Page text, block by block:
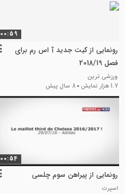
00:59
رونمایی از کیت جدید آ اس رم برای
فصل 2018/19
ورزشی ترین
1.7 هزار نمایش
8 سال پیش
00:54
رونمایی از پیراهن سوم چلسی
اسپرت